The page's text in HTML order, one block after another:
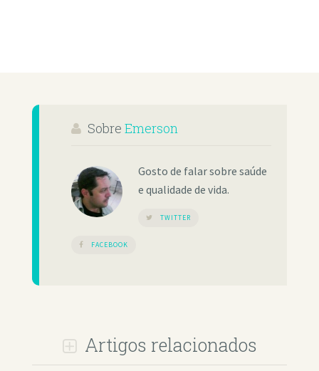
Sobre Emerson
Gosto de falar sobre saúde
e qualidade de vida.
TWITTER
FACEBOOK
Artigos relacionados